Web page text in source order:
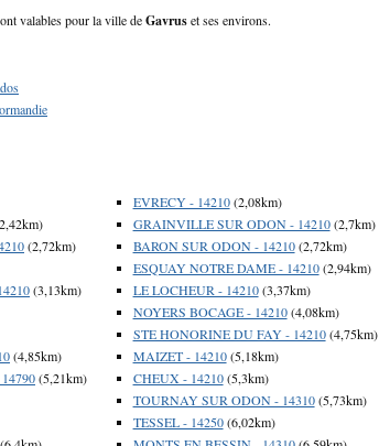
valables pour la ville deGavruset ses environs.
(2,72km)
(3,13km)
(4,85km)
(5,21km)
EVRECY - 14210(2,08km)
GRAINVILLE SUR ODON - 14210(2,7km)
BARON SUR ODON - 14210(2,72km)
ESQUAY NOTRE DAME - 14210(2,94km)
LE LOCHEUR - 14210(3,37km)
NOYERS BOCAGE - 14210(4,08km)
STE HONORINE DU FAY - 14210(4,75km)
MAIZET - 14210(5,18km)
CHEUX - 14210(5,3km)
TOURNAY SUR ODON - 14310(5,73km)
TESSEL - 14250(6,02km)